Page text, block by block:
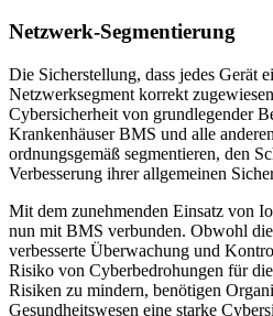
Netzwerk-Segmentierung
Die Sicherstellung, dass jedes Gerät
Netzwerksegment korrekt
Cybersicherheit von grundlegender
Krankenhäuser BMS und alle
ordnungsgemäß segmentieren, den
Verbesserung ihrer allgemeinen
Mit dem zunehmenden Einsatz von
nun mit BMS verbunden. Obwohl
verbesserte Überwachung und
Risiko von Cyberbedrohungen für
Risiken zu mindern, benötigen
Gesundheitswesen eine starke